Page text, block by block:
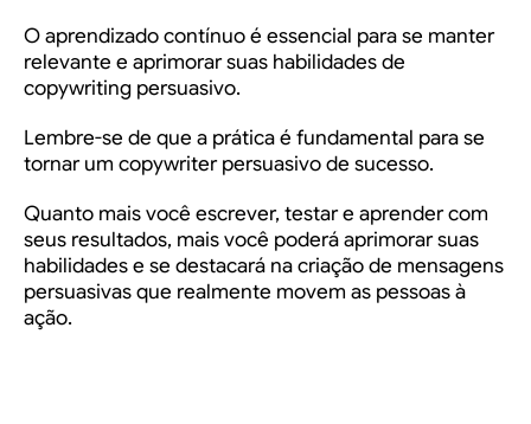
O aprendizado contínuo é essencial para se manter
relevante e aprimorar suas habilidades de
copywriting persuasivo.
Lembre-se de que a prática é fundamental para se
tornar um copywriter persuasivo de sucesso.
Quanto mais você escrever, testar e aprender com
seus resultados, mais você poderá aprimorar suas
habilidades e se destacará na criação de mensagens
persuasivas que realmente movem as pessoas à
ação.